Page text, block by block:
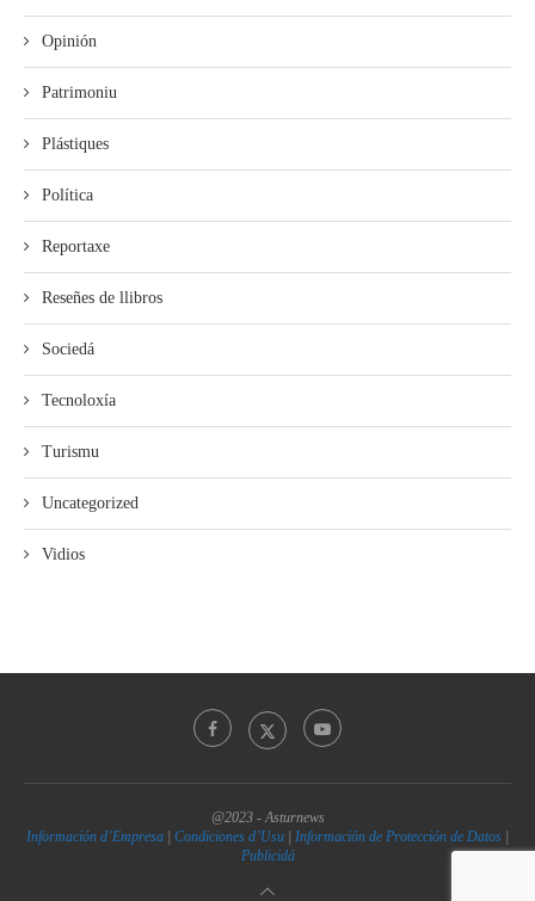
Opinión
Patrimoniu
Plástiques
Política
Reportaxe
Reseñes de llibros
Sociedá
Tecnoloxía
Turismu
Uncategorized
Vidios
@2023 - Asturnews
Información d’Empresa | Condiciones d’Usu | Información de Protección de Datos |
Publicidá